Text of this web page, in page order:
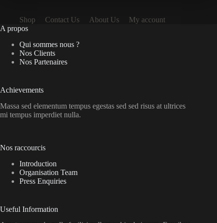
Shop Contact Us About Us
My account
A propos
Qui sommes nous ?
Nos Clients
Nos Partenaires
Achievements
Massa sed elementum tempus egestas sed sed risus at ultrices
mi tempus imperdiet nulla.
Nos raccourcis
Introduction
Organisation Team
Press Enquiries
Useful Information